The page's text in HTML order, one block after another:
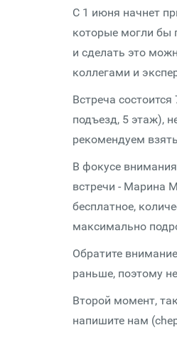
С 1 июня начнет
которые могли бы
и сделать это
коллегами и
Встреча
подъезд, 5 этаж),
рекомендуем
В фокусе
встречи - Марина
бесплатное,
максимально
Обратите
раньше, поэтому
Второй момент,
напишите нам